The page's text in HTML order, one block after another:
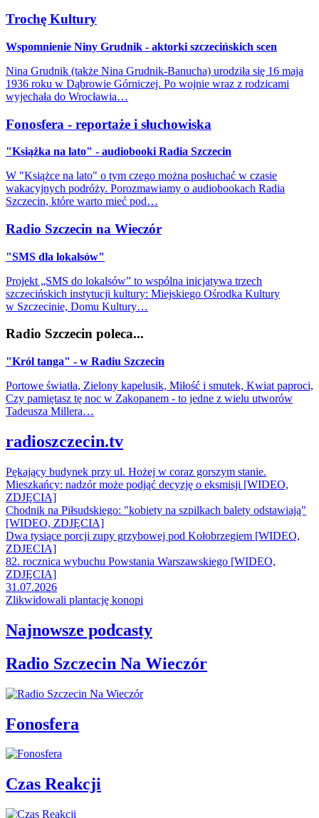
Trochę Kultury
Wspomnienie Niny Grudnik - aktorki szczecińskich scen
Nina Grudnik (także Nina Grudnik-Banucha) urodziła się 16 maja
1936 roku w Dąbrowie Górniczej. Po wojnie wraz z rodzicami
wyjechała do Wrocławia…
Fonosfera - reportaże i słuchowiska
"Książka na lato" - audiobooki Radia Szczecin
W "Książce na lato" o tym czego można posłuchać w czasie
wakacyjnych podróży. Porozmawiamy o audiobookach Radia
Szczecin, które warto mieć pod…
Radio Szczecin na Wieczór
"SMS dla lokalsów"
Projekt „SMS do lokalsów” to wspólna inicjatywa trzech
szczecińskich instytucji kultury: Miejskiego Ośrodka Kultury
w Szczecinie, Domu Kultury…
Radio Szczecin poleca...
"Król tanga" - w Radiu Szczecin
Portowe światła, Zielony kapelusik, Miłość i smutek, Kwiat paproci,
Czy pamiętasz tę noc w Zakopanem - to jedne z wielu utworów
Tadeusza Millera…
radioszczecin.tv
Pękający budynek przy ul. Hożej w coraz gorszym stanie.
Mieszkańcy: nadzór może podjąć decyzję o eksmisji [WIDEO,
ZDJĘCIA]
Chodnik na Piłsudskiego: "kobiety na szpilkach balety odstawiają"
[WIDEO, ZDJĘCIA]
Dwa tysiące porcji zupy grzybowej pod Kołobrzegiem [WIDEO,
ZDJECIA]
82. rocznica wybuchu Powstania Warszawskiego [WIDEO,
ZDJĘCIA]
31.07.2026
Zlikwidowali plantację konopi
Najnowsze podcasty
Radio Szczecin Na Wieczór
Fonosfera
Czas Reakcji